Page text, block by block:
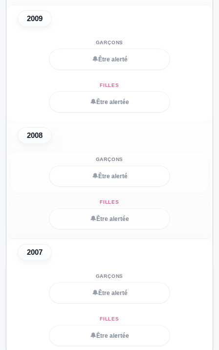
2009
🔔 Être alerté
🔔 Être alertée
2008
🔔 Être alerté
🔔 Être alertée
2007
🔔 Être alerté
🔔 Être alertée